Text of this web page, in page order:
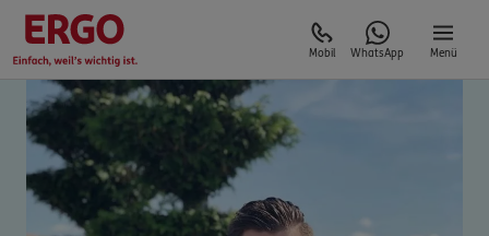
Mobil WhatsApp Menü